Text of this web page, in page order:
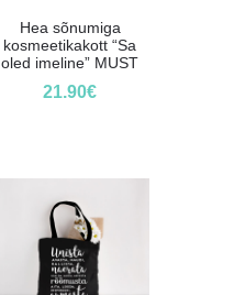
Hea sõnumiga
kosmeetikakott “Sa
oled imeline” MUST
21.90€